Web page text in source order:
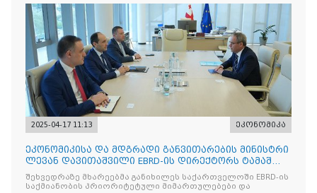
2025-04-17 11:13 ეკონომიკა
ეკონომიკისა და მდგრადი განვითარების მინისტრი
ლევან დავითაშვილი EBRD-ის დირექტორს ტამაშ
ვოჟნიტს შეხვდ
შეხვედრაზე მხარეებმა განიხილეს საქართველოში EBRD-ის
საქმიანობის პრიორიტეტული მიმართულებები და